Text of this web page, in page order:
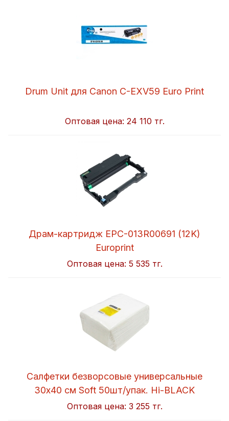
Drum Unit для Canon C-EXV59 Euro Print
Оптовая цена: 24 110 тг.
Драм-картридж EPC-013R00691 (12K)
Europrint
Оптовая цена: 5 535 тг.
Салфетки безворсовые универсальные
30x40 см Soft 50шт/упак. Hi-BLACK
Оптовая цена: 3 255 тг.